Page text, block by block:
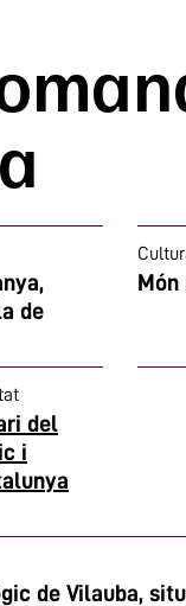
de
Món
del
i
de Vilauba,